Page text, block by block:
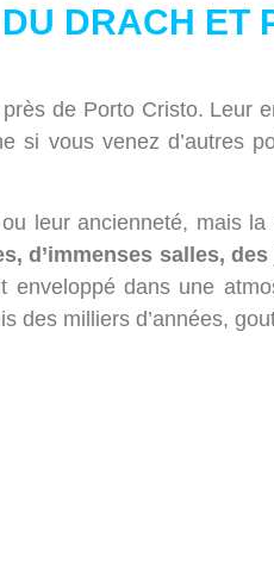
DRACH ET
de Porto Cristo. Leur
si vous venez d’autres
leur ancienneté, mais
d’immenses salles,
enveloppé dans une
milliers d’années,